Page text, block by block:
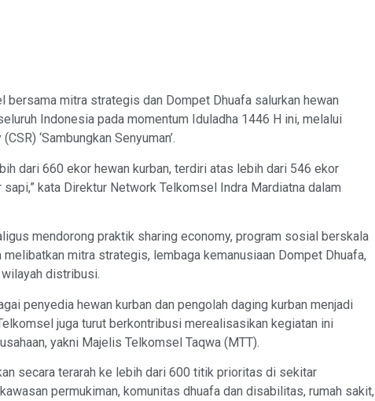
bersama mitra strategis dan Dompet Dhuafa salurkan hewan
Indonesia pada momentum Iduladha 1446 H ini, melalui
‘Sambungkan Senyuman’.
dari 660 ekor hewan kurban, terdiri atas lebih dari 546 ekor
kata Direktur Network Telkomsel Indra Mardiatna dalam
mendorong praktik sharing economy, program sosial berskala
mitra strategis, lembaga kemanusiaan Dompet Dhuafa,
distribusi.
penyedia hewan kurban dan pengolah daging kurban menjadi
juga turut berkontribusi merealisasikan kegiatan ini
yakni Majelis Telkomsel Taqwa (MTT).
secara terarah ke lebih dari 600 titik prioritas di sekitar
permukiman, komunitas dhuafa dan disabilitas, rumah sakit,